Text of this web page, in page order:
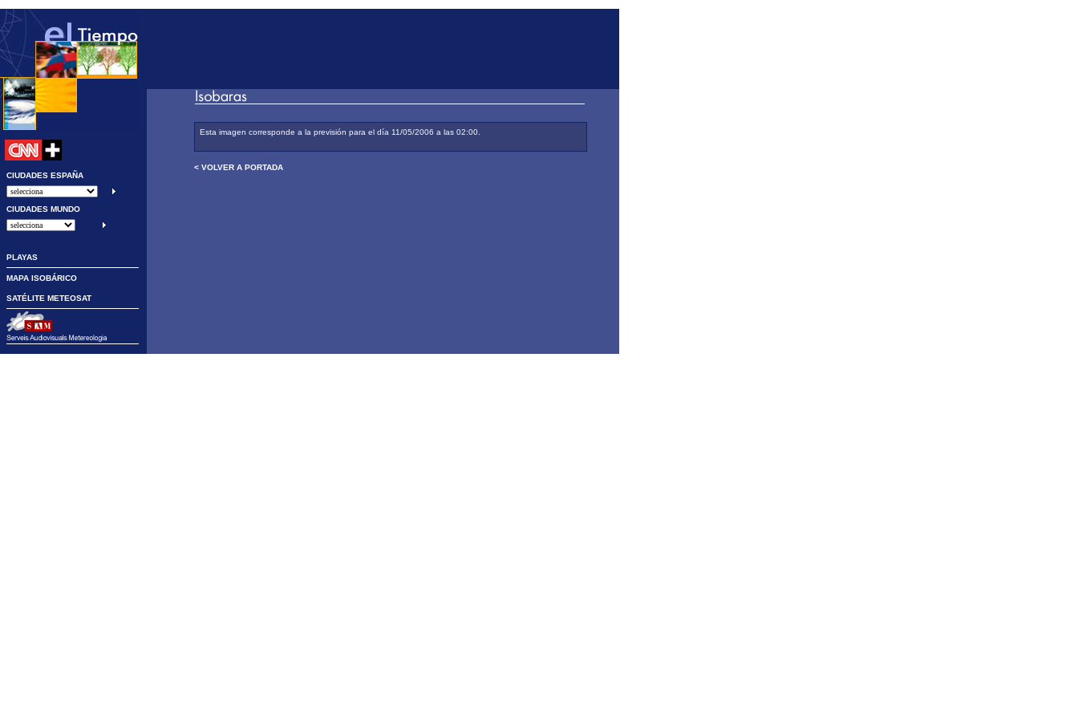
CIUDADES ESPAÑA
CIUDADES MUNDO
PLAYAS
MAPA ISOBÁRICO
SATÉLITE METEOSAT
Esta imagen corresponde a la previsión para el día 11/05/2006 a las 02:00.
< VOLVER A PORTADA